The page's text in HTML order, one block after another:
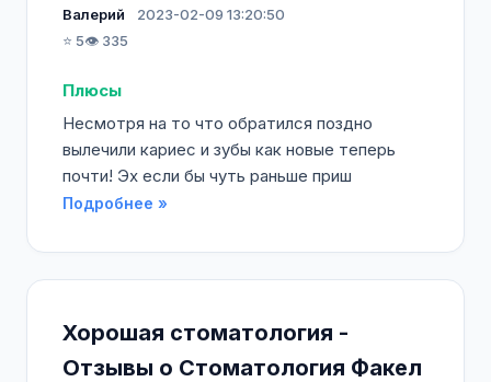
Валерий
2023-02-09 13:20:50
⭐ 5👁️ 335
Плюсы
Несмотря на то что обратился поздно
вылечили кариес и зубы как новые теперь
почти! Эх если бы чуть раньше приш
Подробнее »
Хорошая стоматология -
Отзывы о Стоматология Факел